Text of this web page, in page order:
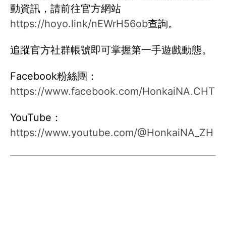
動資訊，請前往官方網站
https://hoyo.link/nEWrH56ob查詢。
追蹤官方社群帳號即可掌握第一手遊戲動態。
Facebook粉絲團：
https://www.facebook.com/HonkaiNA.CHT
YouTube：
https://www.youtube.com/@HonkaiNA_ZH